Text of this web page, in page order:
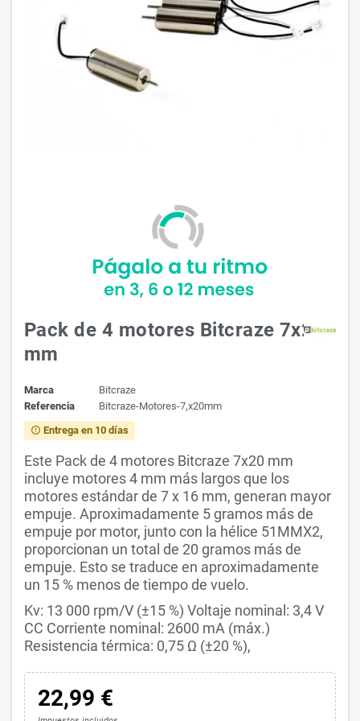
Pack de 4 motores Bitcraze 7x20
mm
Marca
Bitcraze
Referencia
Bitcraze-Motores-7,x20mm
error_outline Entrega en 10 días
Este Pack de 4 motores Bitcraze 7x20 mm
incluye motores 4 mm más largos que los
motores estándar de 7 x 16 mm, generan mayor
empuje. Aproximadamente 5 gramos más de
empuje por motor, junto con la hélice 51MMX2,
proporcionan un total de 20 gramos más de
empuje. Esto se traduce en aproximadamente
un 15 % menos de tiempo de vuelo.
Kv: 13 000 rpm/V (±15 %) Voltaje nominal: 3,4 V
CC Corriente nominal: 2600 mA (máx.)
Resistencia térmica: 0,75 Ω (±20 %),
22,99 €